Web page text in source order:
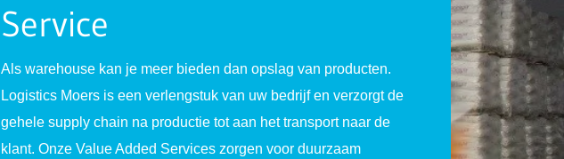
Service
Als warehouse kan je meer bieden dan opslag van producten.
Logistics Moers is een verlengstuk van uw bedrijf en verzorgt de
gehele supply chain na productie tot aan het transport naar de
klant. Onze Value Added Services zorgen voor duurzaam